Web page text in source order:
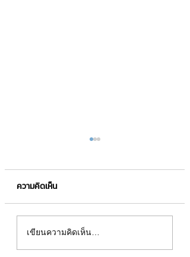
วิธีการเตรียมตัวจดทะเบียน
ห้างหุ้นส่วนจำกัด มีอะไร
ความคิดเห็น
เขียนความคิดเห็น…